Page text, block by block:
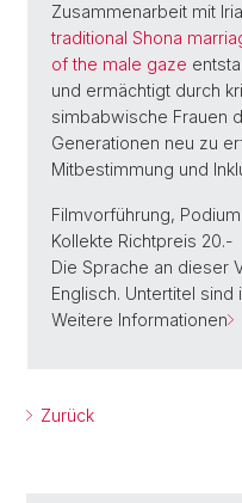
Zusammenarbeit mit
traditional Shona
of the male gaze
und ermächtigt durch
simbabwische Frauen
Generationen neu zu
Mitbestimmung und
Filmvorführung,
Kollekte Richtpreis 20.-
Die Sprache an dieser
Englisch. Untertitel sind
Weitere Informationen
Zurück